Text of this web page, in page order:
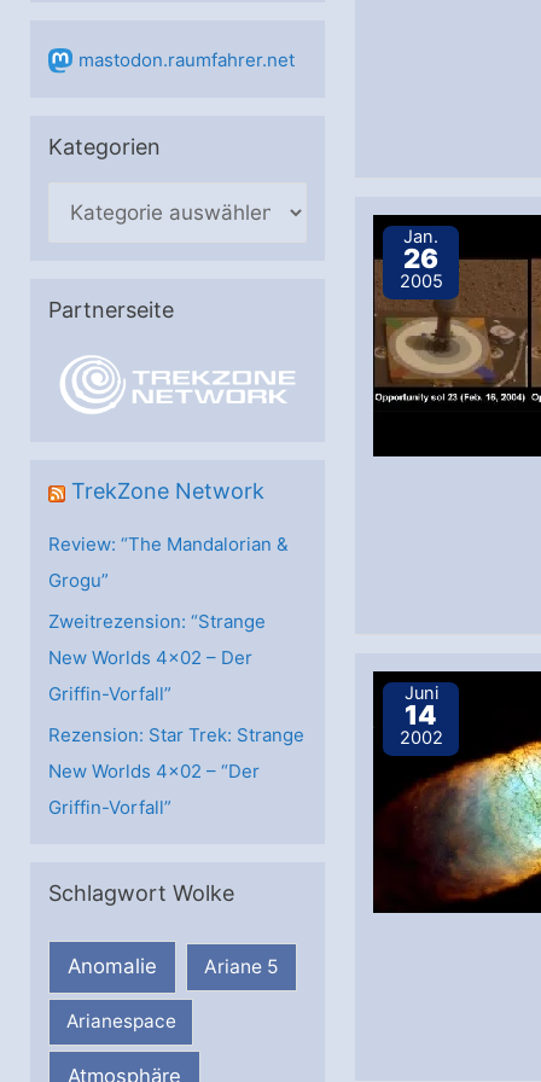
mastodon.raumfahrer.net
Kategorien
e
e
Partnerseite
TrekZone Network
Review: “The Mandalorian &
Grogu”
Zweitrezension: “Strange
New Worlds 4×02 – Der
Griffin-Vorfall”
Rezension: Star Trek: Strange
New Worlds 4×02 – “Der
Griffin-Vorfall”
Schlagwort Wolke
Anomalie Ariane 5
Arianespace
Atmosphäre
Jan.
26
2005
Juni
14
2002